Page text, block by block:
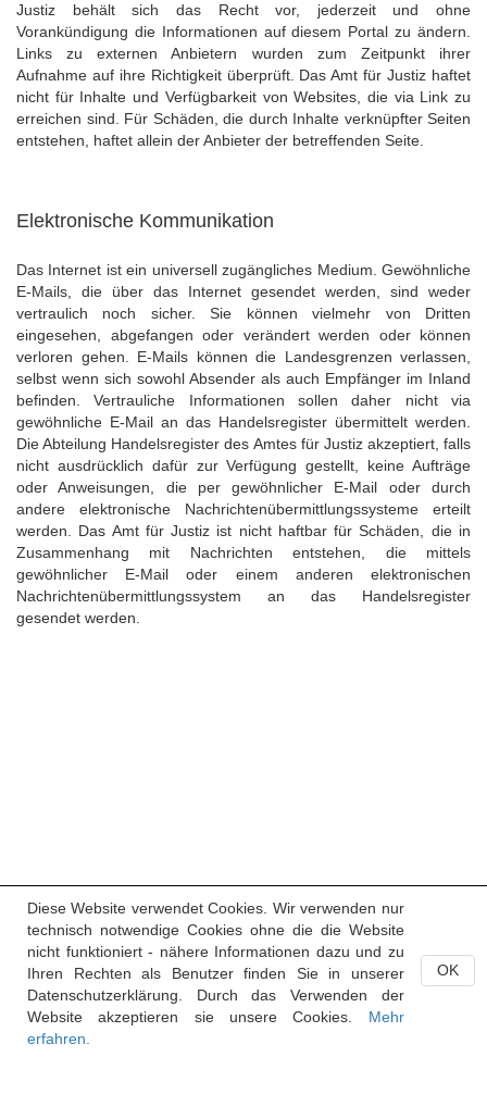
Justiz behält sich das Recht vor, jederzeit und ohne
Vorankündigung die Informationen auf diesem Portal zu ändern.
Links zu externen Anbietern wurden zum Zeitpunkt ihrer
Aufnahme auf ihre Richtigkeit überprüft. Das Amt für Justiz haftet
nicht für Inhalte und Verfügbarkeit von Websites, die via Link zu
erreichen sind. Für Schäden, die durch Inhalte verknüpfter Seiten
entstehen, haftet allein der Anbieter der betreffenden Seite.
Elektronische Kommunikation
Das Internet ist ein universell zugängliches Medium. Gewöhnliche
E-Mails, die über das Internet gesendet werden, sind weder
vertraulich noch sicher. Sie können vielmehr von Dritten
eingesehen, abgefangen oder verändert werden oder können
verloren gehen. E-Mails können die Landesgrenzen verlassen,
selbst wenn sich sowohl Absender als auch Empfänger im Inland
befinden. Vertrauliche Informationen sollen daher nicht via
gewöhnliche E-Mail an das Handelsregister übermittelt werden.
Die Abteilung Handelsregister des Amtes für Justiz akzeptiert, falls
nicht ausdrücklich dafür zur Verfügung gestellt, keine Aufträge
oder Anweisungen, die per gewöhnlicher E-Mail oder durch
andere elektronische Nachrichtenübermittlungssysteme erteilt
werden. Das Amt für Justiz ist nicht haftbar für Schäden, die in
Zusammenhang mit Nachrichten entstehen, die mittels
gewöhnlicher E-Mail oder einem anderen elektronischen
Nachrichtenübermittlungssystem an das Handelsregister
gesendet werden.
Diese Website verwendet Cookies. Wir verwenden nur
technisch notwendige Cookies ohne die die Website
nicht funktioniert - nähere Informationen dazu und zu
Ihren Rechten als Benutzer finden Sie in unserer
Datenschutzerklärung. Durch das Verwenden der
Website akzeptieren sie unsere Cookies. Mehr
erfahren.
OK